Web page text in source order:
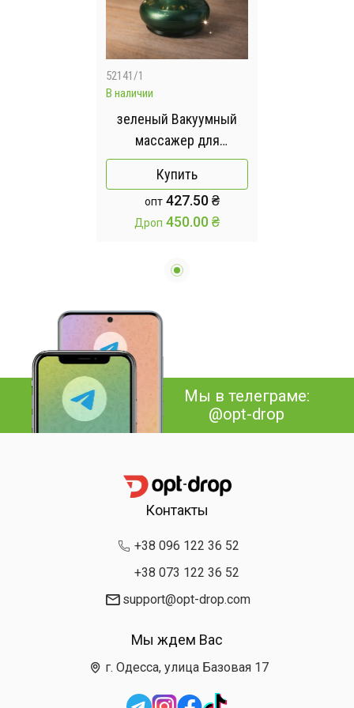
52141/1
В наличии
зеленый Вакуумный
массажер для
корректировки фигуры
и антицеллюлитного
массажа с подогревом
Купить
опт 427.50 ₴
Дроп 450.00 ₴
Мы в телеграме:
@opt-drop
Контакты
+38 096 122 36 52
+38 073 122 36 52
support@opt-drop.com
Мы ждем Вас
г. Одесса, улица Базовая 17